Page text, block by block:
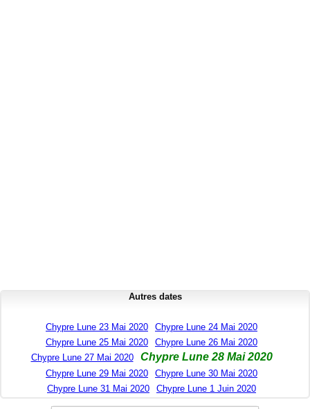
Autres dates
Chypre Lune 23 Mai 2020
Chypre Lune 24 Mai 2020
Chypre Lune 25 Mai 2020
Chypre Lune 26 Mai 2020
Chypre Lune 27 Mai 2020
Chypre Lune 28 Mai 2020
Chypre Lune 29 Mai 2020
Chypre Lune 30 Mai 2020
Chypre Lune 31 Mai 2020
Chypre Lune 1 Juin 2020